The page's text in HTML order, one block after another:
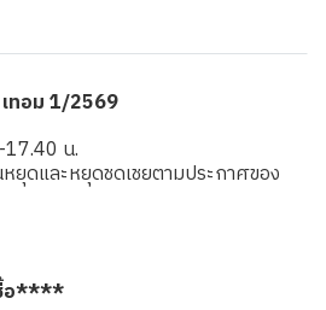
ทอม 1/2569
น.
ดและหยุดชดเชยตามประกาศของ
อ****